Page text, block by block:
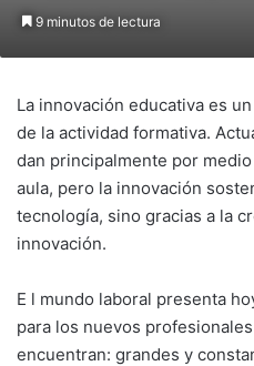
9 minutos de lectura
La innovación educativa es
de la actividad formativa.
dan principalmente por
aula, pero la innovación
tecnología, sino gracias a la
innovación.
E l mundo laboral presenta
para los nuevos
encuentran: grandes y